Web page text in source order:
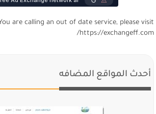
You are calling an out of date service, please visit
https://exchangeff.com/
أحدث المواقع المضافه